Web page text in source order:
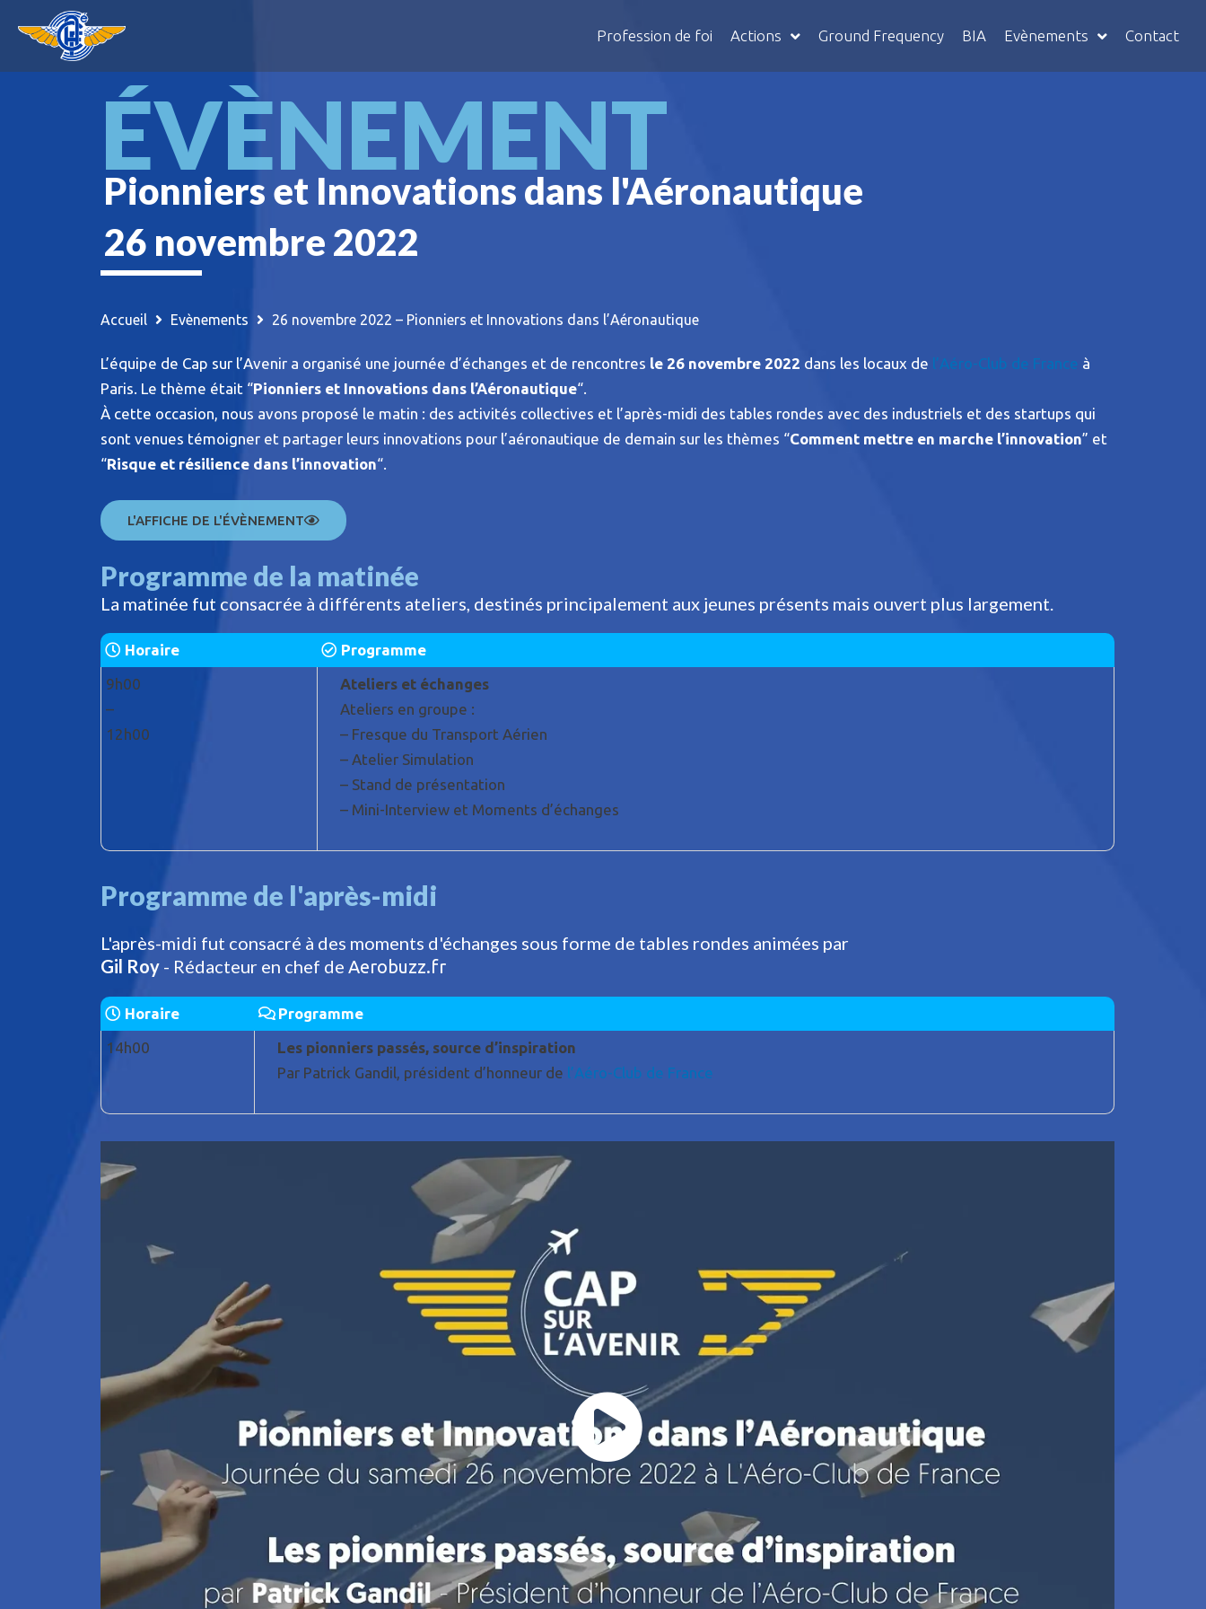
Profession de foi Actions Ground Frequency BIA Evènements Contact
ÉVÈNEMENT
Pionniers et Innovations dans l'Aéronautique
26 novembre 2022
Accueil Evènements 26 novembre 2022 – Pionniers et Innovations dans l’Aéronautique
L’équipe de Cap sur l’Avenir a organisé une journée d’échanges et de rencontres le 26 novembre 2022 dans les locaux de l’Aéro-Club de France à
Paris. Le thème était “Pionniers et Innovations dans l’Aéronautique“.
À cette occasion, nous avons proposé le matin : des activités collectives et l’après-midi des tables rondes avec des industriels et des startups qui
sont venues témoigner et partager leurs innovations pour l’aéronautique de demain sur les thèmes “Comment mettre en marche l’innovation” et
“Risque et résilience dans l’innovation“.
L'AFFICHE DE L'ÉVÈNEMENT
Programme de la matinée
La matinée fut consacrée à différents ateliers, destinés principalement aux jeunes présents mais ouvert plus largement.
Horaire
Programme
9h00
–
12h00
Ateliers et échanges
Ateliers en groupe :
– Fresque du Transport Aérien
– Atelier Simulation
– Stand de présentation
– Mini-Interview et Moments d’échanges
Programme de l'après-midi
L'après-midi fut consacré à des moments d'échanges sous forme de tables rondes animées par
Gil Roy - Rédacteur en chef de Aerobuzz.fr
Horaire
Programme
14h00
Les pionniers passés, source d’inspiration
Par Patrick Gandil, président d’honneur de l’Aéro-Club de France
a
y
V
i